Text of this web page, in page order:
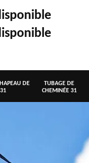
DE
TUBAGE DE
CHEMINÉE 31